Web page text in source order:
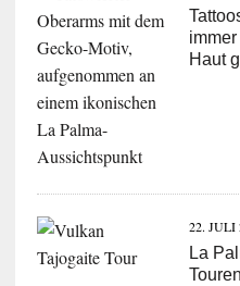
Haut
22. JULI
La